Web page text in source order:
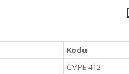
Kodu
CMPE 412